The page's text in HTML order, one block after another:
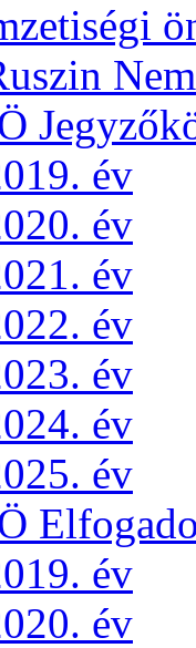
év
év
év
év
év
év
év
év
év